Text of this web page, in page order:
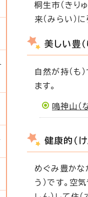
桐生市（きり
来（みらい）
美しい豊
自然が持（も
ます。
鳴神山（
健康的（
めぐみ豊かな
う）です。空